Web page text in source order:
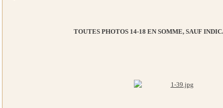
TOUTES PHOTOS 14-18 EN SOMME, SAUF